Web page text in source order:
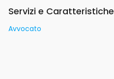
Servizi e Caratteristiche
Avvocato